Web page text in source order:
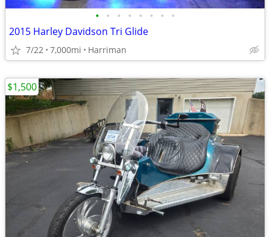
• • • • • • • •
2015 Harley Davidson Tri Glide
7/22 7,000mi Harriman
$1,500